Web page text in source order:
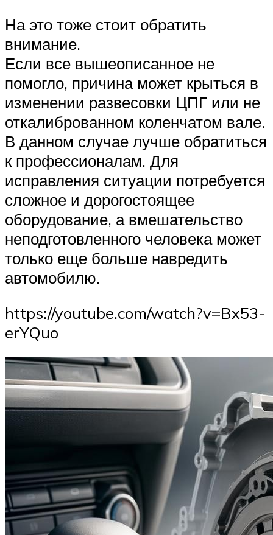
На это тоже стоит обратить
внимание.
Если все вышеописанное не
помогло, причина может крыться в
изменении развесовки ЦПГ или не
откалиброванном коленчатом вале.
В данном случае лучше обратиться
к профессионалам. Для
исправления ситуации потребуется
сложное и дорогостоящее
оборудование, а вмешательство
неподготовленного человека может
только еще больше навредить
автомобилю.
https://youtube.com/watch?v=Bx53-
erYQuo